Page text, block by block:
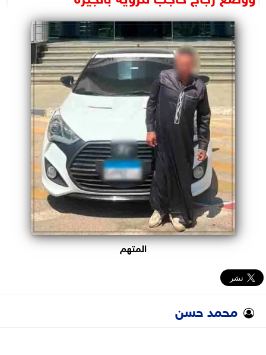
البرلمان
الوزارات
الأحزاب
المتهم
محمد حسن